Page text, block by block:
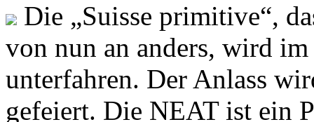
Die „Suisse primitive“,
von nun an anders, wird
unterfahren. Der Anlass
gefeiert. Die NEAT ist ein